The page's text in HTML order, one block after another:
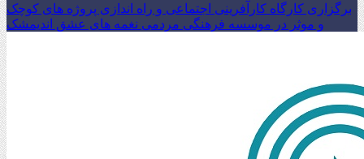
برگزاری کارگاه کارآفرینی اجتماعی و راه اندازی پروژه های کوچک
و موثر در موسسه فرهنگی مردمی نغمه های عشق اندیمشک